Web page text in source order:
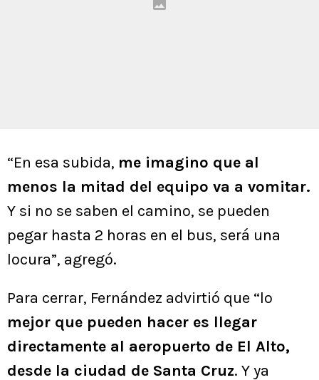
“En esa subida, me imagino que al
menos la mitad del equipo va a vomitar.
Y si no se saben el camino, se pueden
pegar hasta 2 horas en el bus, será una
locura”, agregó.
Para cerrar, Fernández advirtió que “lo
mejor que pueden hacer es llegar
directamente al aeropuerto de El Alto,
desde la ciudad de Santa Cruz. Y ya